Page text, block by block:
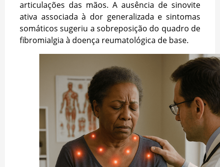
articulações das mãos. A ausência de sinovite
ativa associada à dor generalizada e sintomas
somáticos sugeriu a sobreposição do quadro de
fibromialgia à doença reumatológica de base.